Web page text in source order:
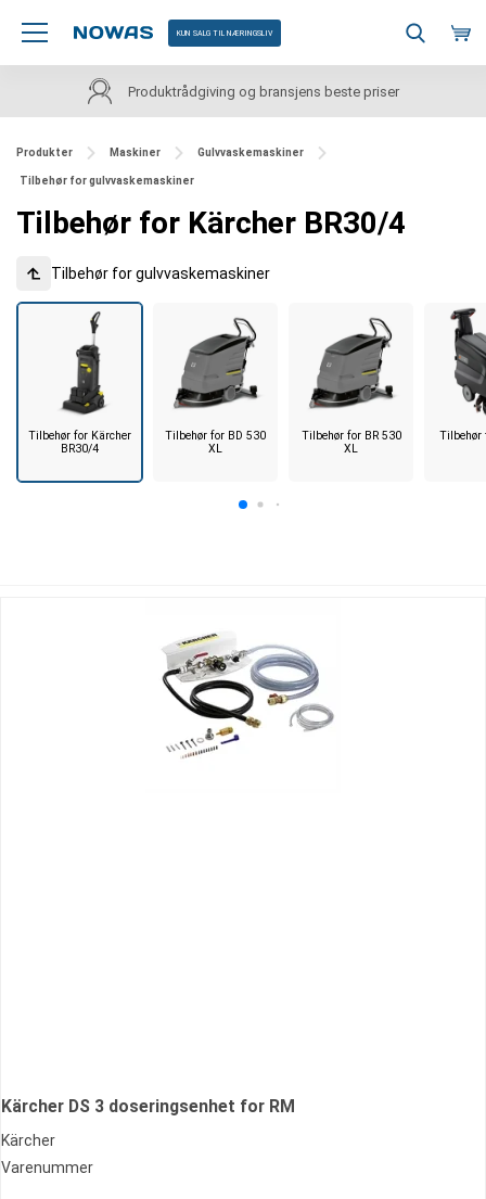
KUN SALG TIL NÆRINGSLIV
Kundeservice på norsk
Produkter Maskiner Gulvvaskemaskiner
Tilbehør for gulvvaskemaskiner
Tilbehør for Kärcher BR30/4
Tilbehør for gulvvaskemaskiner
Tilbehør for Kärcher
BR30/4
Tilbehør for BD 530
XL
Tilbehør for BR 530
XL
Tilbehør
Kärcher DS 3 doseringsenhet for RM
Kärcher
Varenummer